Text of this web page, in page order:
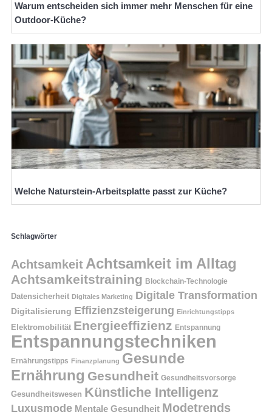
Warum entscheiden sich immer mehr Menschen für eine
Outdoor-Küche?
Welche Naturstein-Arbeitsplatte passt zur Küche?
Schlagwörter
Achtsamkeit Achtsamkeit im Alltag
Achtsamkeitstraining Blockchain-Technologie
Datensicherheit Digitales Marketing Digitale Transformation
Digitalisierung Effizienzsteigerung Einrichtungstipps
Elektromobilität Energieeffizienz Entspannung
Entspannungstechniken
Ernährungstipps Finanzplanung Gesunde
Ernährung Gesundheit Gesundheitsvorsorge
Gesundheitswesen Künstliche Intelligenz
Luxusmode Mentale Gesundheit Modetrends